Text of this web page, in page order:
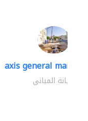
axis general
صيانة المباني